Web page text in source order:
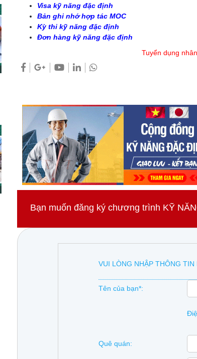
Visa kỹ năng đặc định
Bản ghi nhớ hợp tác MOC
Kỳ thi kỹ năng đặc định
Đơn hàng kỹ năng đặc định
Tuyển dụng
Bạn muốn đăng ký chương trình KỸ
VUI LÒNG NHẬP THÔNG TIN
Tên của bạn*:
Quê quán: